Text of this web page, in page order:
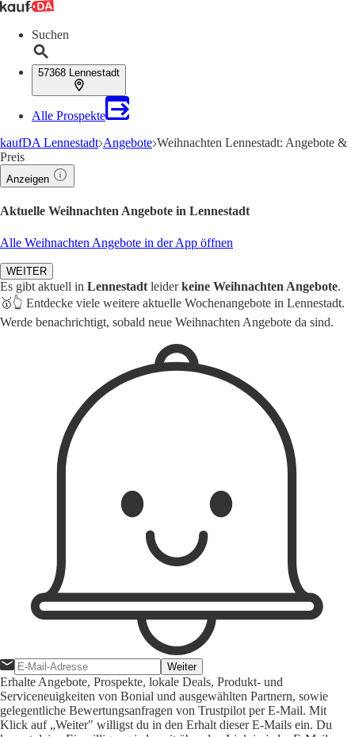
Suchen
57368 Lennestadt
Alle Prospekte
kaufDA Lennestadt Angebote Weihnachten Lennestadt: Angebote &
Preis
Anzeigen
Aktuelle Weihnachten Angebote in Lennestadt
Alle Weihnachten Angebote in der App öffnen
WEITER
Es gibt aktuell in Lennestadt leiderkeine Weihnachten Angebote.
🥇👆 Entdecke viele weitere aktuelle Wochenangebote in Lennestadt.
Werde benachrichtigt, sobald neue Weihnachten Angebote da sind.
Weiter
Erhalte Angebote, Prospekte, lokale Deals, Produkt- und
Serviceneuigkeiten von Bonial und ausgewählten Partnern, sowie
gelegentliche Bewertungsanfragen von Trustpilot per E-Mail. Mit
Klick auf „Weiter" willigst du in den Erhalt dieser E-Mails ein. Du